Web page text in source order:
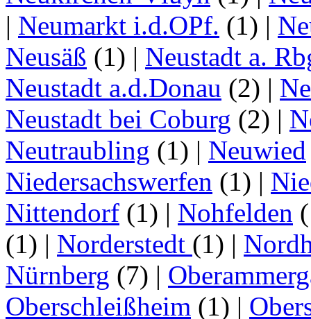
| Neumarkt i.d.OPf. (1) |
Neusäß (1) | Neustadt a.
Neustadt a.d.Donau (2) |
Neustadt bei Coburg (2) |
Neutraubling (1) | Neuwied
Niedersachswerfen (1) |
Nittendorf (1) | Nohfelden
(1) | Norderstedt (1) |
Nürnberg (7) |
Oberschleißheim (1) |